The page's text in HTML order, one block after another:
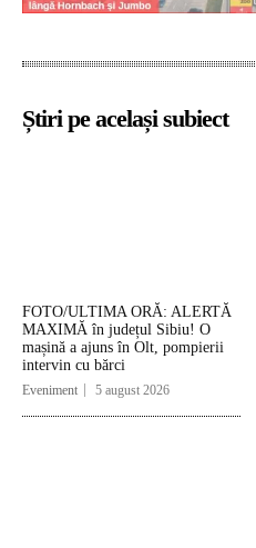
Știri pe același subiect
FOTO/ULTIMA ORĂ: ALERTĂ
MAXIMĂ în județul Sibiu! O
mașină a ajuns în Olt, pompierii
intervin cu bărci
Eveniment 5 august 2026